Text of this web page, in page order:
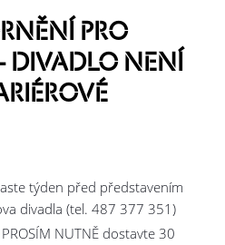
PRO
DIVADLO NENÍ
týden před představením
divadla (tel. 487 377 351)
NUTNĚ dostavte 30